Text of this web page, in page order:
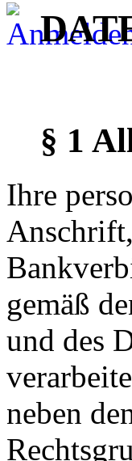
§ 1
Ihre
gemäß
und des
neben